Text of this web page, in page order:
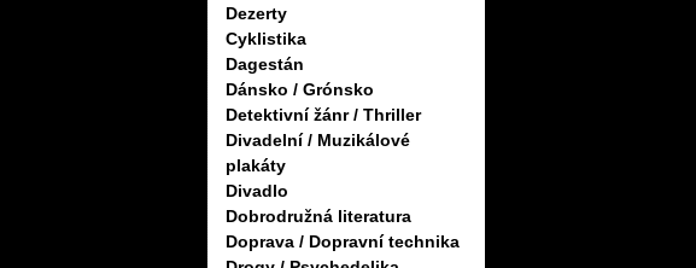
Dezerty
Cyklistika
Dagestán
Dánsko / Grónsko
Detektivní žánr / Thriller
Divadelní / Muzikálové
plakáty
Divadlo
Dobrodružná literatura
Doprava / Dopravní technika